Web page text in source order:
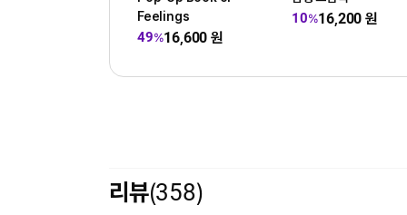
Feelings
49%16,600원
10%16,200원
리뷰(358)